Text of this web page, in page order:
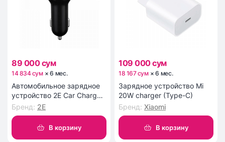
89 000 сум
14 834 сум ×6 мес.
Автомобильное зарядное
устройство 2Е Car Charger
Dual USB (36W) Type-C PD,
USB QC3.0, black
2EACR36WPDQC (2E-
ACR36WPDQC)
Бренд: 2E
В корзину
109 000 сум
18 167 сум ×6 мес.
Зарядное устройство Mi
20W charger (Type-C)
Бренд: Xiaomi
В корзину